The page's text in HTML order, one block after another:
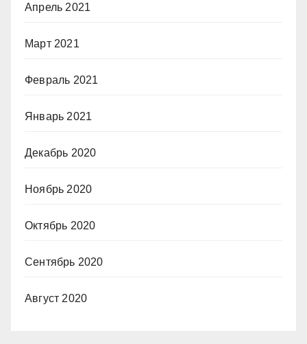
Апрель 2021
Март 2021
Февраль 2021
Январь 2021
Декабрь 2020
Ноябрь 2020
Октябрь 2020
Сентябрь 2020
Август 2020